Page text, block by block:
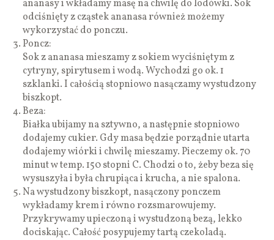
ananasy i wkładamy masę na chwilę do lodówki. Sok
odciśnięty z cząstek ananasa również możemy
wykorzystać do ponczu.
Poncz:
Sok z ananasa mieszamy z sokiem wyciśniętym z
cytryny, spirytusem i wodą. Wychodzi go ok. 1
szklanki. I całością stopniowo nasączamy wystudzony
biszkopt.
Beza:
Białka ubijamy na sztywno, a następnie stopniowo
dodajemy cukier. Gdy masa będzie porządnie utarta
dodajemy wiórki i chwilę mieszamy. Pieczemy ok. 70
minut w temp. 150 stopni C. Chodzi o to, żeby beza się
wysuszyła i była chrupiąca i krucha, a nie spalona.
Na wystudzony biszkopt, nasączony ponczem
wykładamy krem i równo rozsmarowujemy.
Przykrywamy upieczoną i wystudzoną bezą, lekko
dociskając. Całość posypujemy tartą czekoladą.